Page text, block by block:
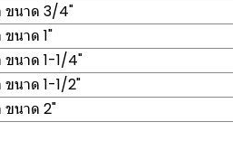
ขนาด 3/4"
นาด 1"
นาด 1-1/4"
นาด 1-1/2"
ขนาด 2"